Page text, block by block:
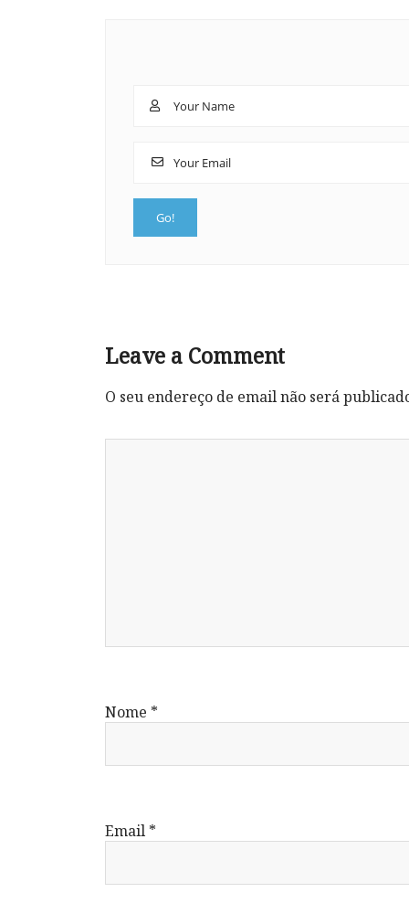
Leave a Comment
O seu endereço de email não será
Nome *
Email *